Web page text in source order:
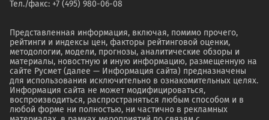
Тел./факс: +7 (495) 980-06-08
Представленная информация, включая, помимо прочего,
рейтинги и индексы цен, факторы рейтинговой оценки,
методологии, модели, прогнозы, аналитические обзоры и
материалы, новостную и иную информацию, размещенную на
сайте Русмет (далее — Информация сайта) предназначены
для использования исключительно в ознакомительных целях.
Информация сайта не может модифицироваться,
воспроизводиться, распространяться любым способом и в
любой форме ни полностью, ни частично в рекламных